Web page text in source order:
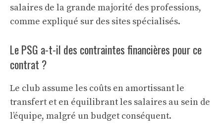
salaires de la grande majorité des professions,
comme expliqué sur des sites spécialisés.
Le PSG a-t-il des contraintes financières pour ce
contrat ?
Le club assume les coûts en amortissant le
transfert et en équilibrant les salaires au sein de
l’équipe, malgré un budget conséquent.